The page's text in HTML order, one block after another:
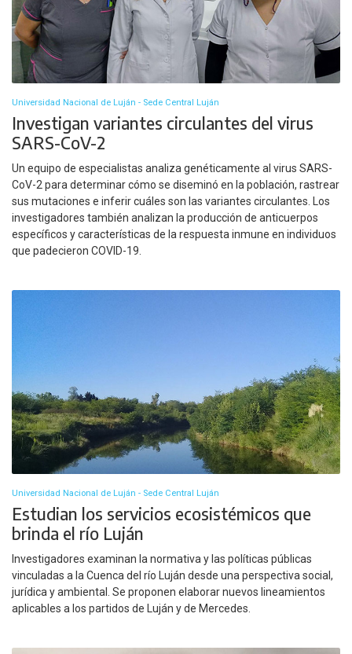
Universidad Nacional de Luján - Sede Central Luján
Investigan variantes circulantes del virus
SARS-CoV-2
Un equipo de especialistas analiza genéticamente al virus SARS-
CoV-2 para determinar cómo se diseminó en la población, rastrear
sus mutaciones e inferir cuáles son las variantes circulantes. Los
investigadores también analizan la producción de anticuerpos
específicos y características de la respuesta inmune en individuos
que padecieron COVID-19.
Universidad Nacional de Luján - Sede Central Luján
Estudian los servicios ecosistémicos que
brinda el río Luján
Investigadores examinan la normativa y las políticas públicas
vinculadas a la Cuenca del río Luján desde una perspectiva social,
jurídica y ambiental. Se proponen elaborar nuevos lineamientos
aplicables a los partidos de Luján y de Mercedes.